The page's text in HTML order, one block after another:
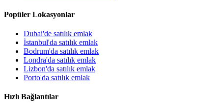
Popüler Lokasyonlar
Dubai'de satılık emlak
İstanbul'da satılık emlak
Bodrum'da satılık emlak
Londra'da satılık emlak
Lizbon'da satılık emlak
Porto'da satılık emlak
Hızlı Bağlantılar